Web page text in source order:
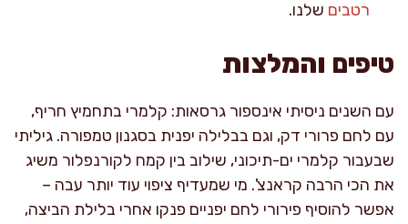
רטבים שלנו.
טיפים והמלצות
עם השנים ניסיתי אינספור גרסאות: קלמרי בתחמיץ חריף,
עם לחם פרורי דק, וגם בבלילה יפנית בסגנון טמפורה. גיליתי
שבעבור קלמרי ים-תיכוני, שילוב בין קמח לקורנפלור משיג
את הכי הרבה קראנצ'. מי שמעדיף ציפוי עוד יותר עבה –
אפשר להוסיף פירורי לחם יפניים פנקו אחרי בלילת הביצה,